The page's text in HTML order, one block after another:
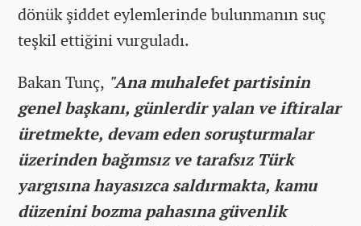
dönük şiddet eylemlerinde bulunmanın suç
teşkil ettiğini vurguladı.
Bakan Tunç, "Ana muhalefet partisinin
genel başkanı, günlerdir yalan ve iftiralar
üretmekte, devam eden soruşturmalar
üzerinden bağımsız ve tarafsız Türk
yargısına hayasızca saldırmakta, kamu
düzenini bozma pahasına güvenlik